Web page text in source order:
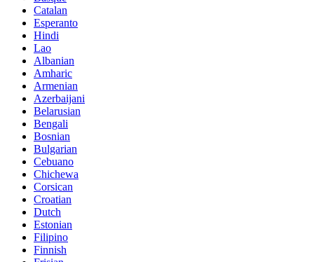
Catalan
Esperanto
Hindi
Lao
Albanian
Amharic
Armenian
Azerbaijani
Belarusian
Bengali
Bosnian
Bulgarian
Cebuano
Chichewa
Corsican
Croatian
Dutch
Estonian
Filipino
Finnish